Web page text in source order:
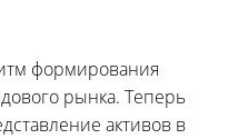
формирования
рынка. Теперь
активов в